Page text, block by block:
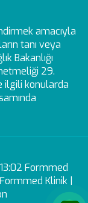
amacıyla
tanı veya
Bakanlığı
29.
ilgili konularda
Formmed
Klinik |